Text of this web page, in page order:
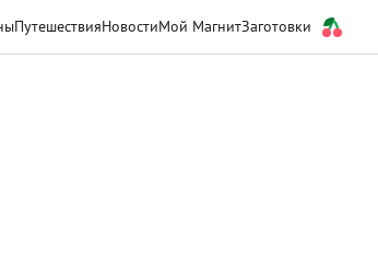
ПутешествияНовостиМой МагнитЗаготовки